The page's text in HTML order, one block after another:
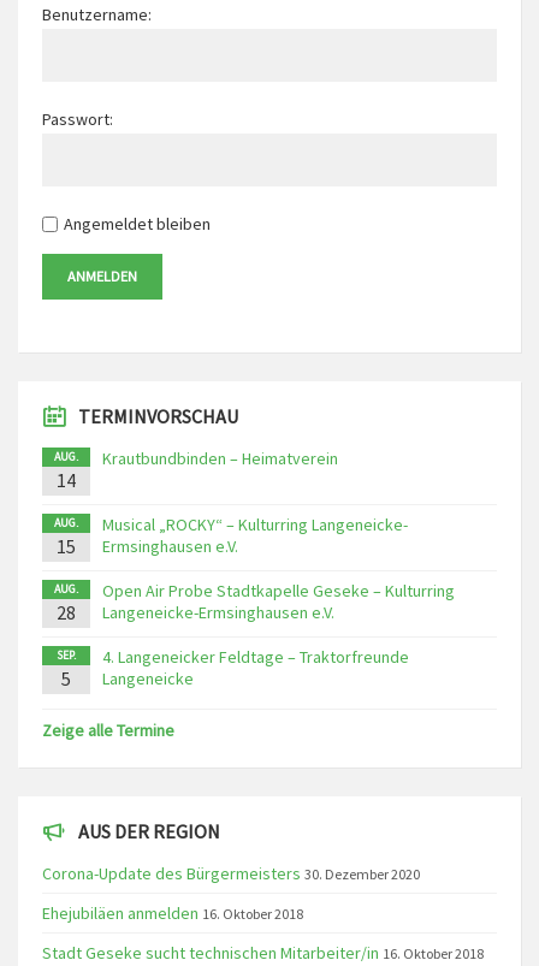
Benutzername:
Passwort:
Angemeldet bleiben
ANMELDEN
TERMINVORSCHAU
AUG.
14
Krautbundbinden – Heimatverein
AUG.
15
Musical „ROCKY“ – Kulturring Langeneicke-
Ermsinghausen e.V.
AUG.
28
Open Air Probe Stadtkapelle Geseke – Kulturring
Langeneicke-Ermsinghausen e.V.
SEP.
5
4. Langeneicker Feldtage – Traktorfreunde
Langeneicke
Zeige alle Termine
AUS DER REGION
Corona-Update des Bürgermeisters 30. Dezember 2020
Ehejubiläen anmelden 16. Oktober 2018
Stadt Geseke sucht technischen Mitarbeiter/in 16. Oktober 2018